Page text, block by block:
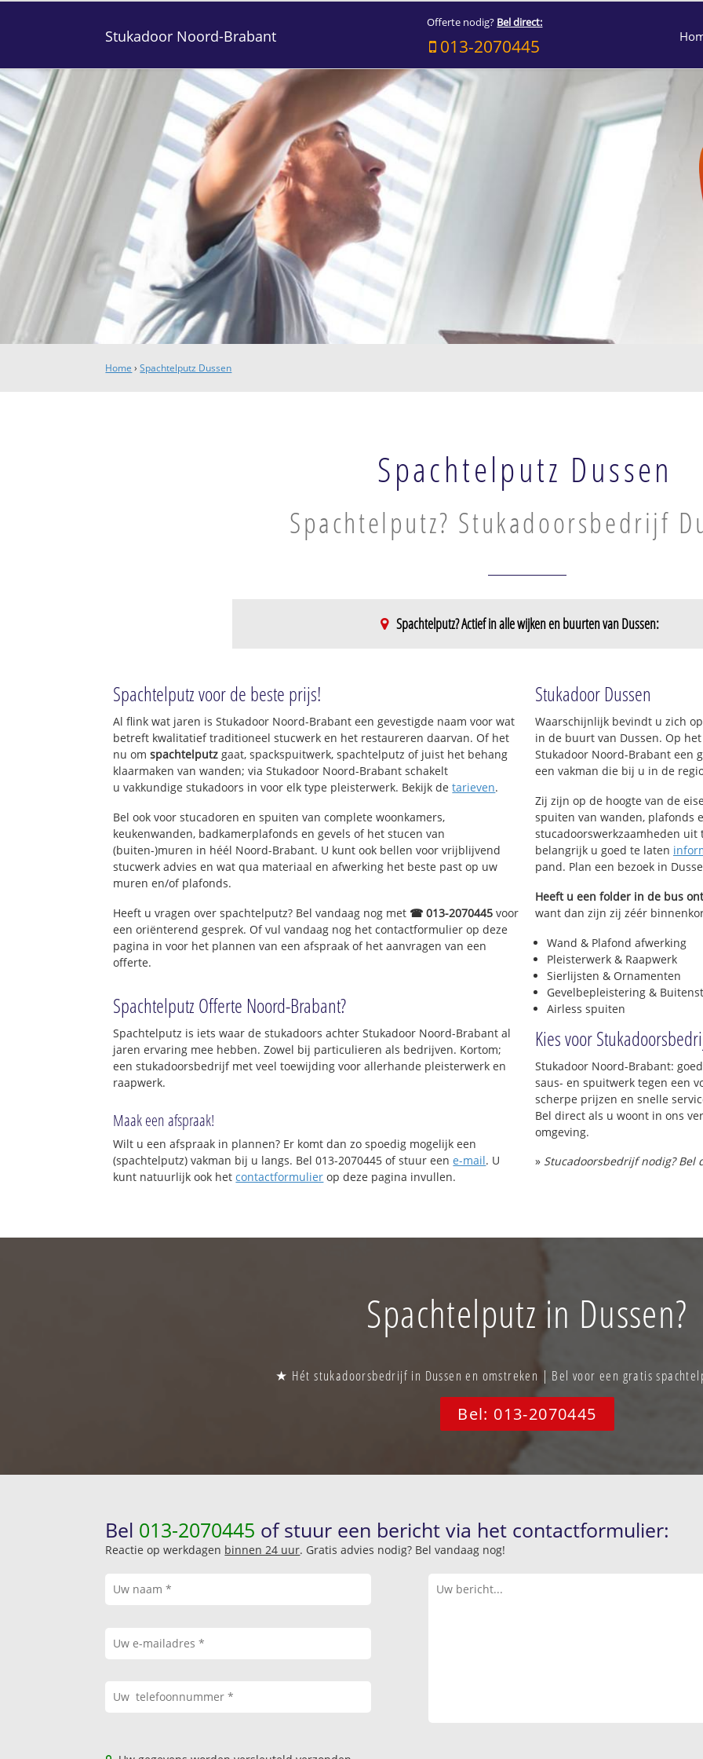
Stukadoor Noord-Brabant
Offerte nodig? Bel direct:
013-2070445
Home ›Spachtelputz Dussen
Spachtelputz Dussen
Spachtelputz? Stukadoorsbedrijf
Spachtelputz? Actief in alle wijken en buurten van Dussen:
Bedrijventerrein Dussen
Noordeveld
Spachtelputz voor de beste prijs!
Al flink wat jaren is Stukadoor Noord-Brabant een gevestigde naam voor wat
betreft kwalitatief traditioneel stucwerk en het restaureren daarvan. Of het
nu omspachtelputz gaat, spackspuitwerk, spachtelputz of juist het behang
klaarmaken van wanden; via Stukadoor Noord-Brabant schakelt
u vakkundige stukadoors in voor elk type pleisterwerk. Bekijk detarieven.
Bel ook voor stucadoren en spuiten van complete woonkamers,
keukenwanden, badkamerplafonds en gevels of het stucen van
(buiten-)muren in héél Noord-Brabant. U kunt ook bellen voor vrijblijvend
stucwerk advies en wat qua materiaal en afwerking het beste past op uw
muren en/of plafonds.
Heeft u vragen over spachtelputz? Bel vandaag nog met ☎ 013-2070445 voor
een oriënterend gesprek. Of vul vandaag nog het contactformulier op deze
pagina in voor het plannen van een afspraak of het aanvragen van een
offerte.
Spachtelputz Offerte Noord-Brabant?
Spachtelputz is iets waar de stukadoors achter Stukadoor Noord-Brabant al
jaren ervaring mee hebben. Zowel bij particulieren als bedrijven. Kortom;
een stukadoorsbedrijf met veel toewijding voor allerhande pleisterwerk en
raapwerk.
Maak een afspraak!
Wilt u een afspraak in plannen? Er komt dan zo spoedig mogelijk een
(spachtelputz) vakman bij u langs. Bel 013-2070445 of stuur eene-mail. U
kunt natuurlijk ook hetcontactformulier op deze pagina invullen.
Stukadoor Dussen
Waarschijnlijk bevindt u zich
in de buurt van Dussen. Op
Stukadoor Noord-Brabant een
een vakman die bij u in de
Zij zijn op de hoogte van de
spuiten van wanden, plafonds
stucadoorswerkzaamheden
belangrijk u goed te laten
pand. Plan een bezoek in
Heeft u een folder in de bus
want dan zijn zij zéér
Wand & Plafond afwerking
Pleisterwerk & Raapwerk
Sierlijsten & Ornamenten
Gevelbepleistering &
Airless spuiten
Kies voor
Stukadoor Noord-Brabant:
saus- en spuitwerk tegen een
scherpe prijzen en snelle
Bel direct als u woont in ons
omgeving.
» Stucadoorsbedrijf nodig? Bel
Spachtelputz in Dussen?
★ Hét stukadoorsbedrijf in Dussen en omstreken | Bel voor een gratis
Bel: 013-2070445
Bel 013-2070445 of stuur een bericht via het contactformulier:
Reactie op werkdagen binnen 24 uur. Gratis advies nodig? Bel vandaag nog!